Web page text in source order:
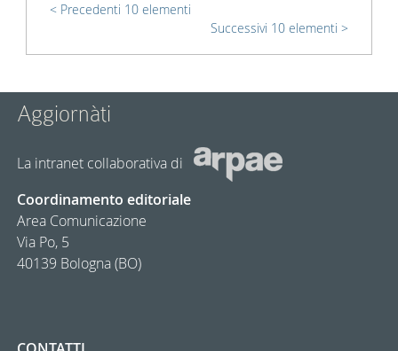
Precedenti 10 elementi
Successivi 10 elementi
Aggiornàti
La intranet collaborativa di
Coordinamento editoriale
Area Comunicazione
Via Po, 5
40139 Bologna (BO)